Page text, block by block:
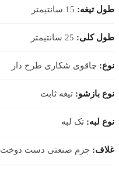
طول تیغه: 15 سانتیمتر
طول کلی:
نوع: چاقوی شکاری طرح دار
نوع بازشو: تیغه ثابت
نوع لبه: تک لبه
غلاف: چرم صنعتی دست دوخت